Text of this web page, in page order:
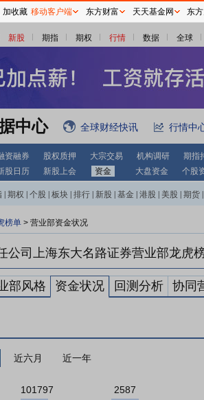
新股 期指 期权 行情 数据 全球
中心 全球财经快讯 行情中
资融券 股权质押 大宗交易 机构调研
期指
股日历 新股上会 资金 大盘资金 个股
期权 个股 板块 排行 新股 基金 港股 美股 期货
榜单 > 营业部资金状况
公司上海东大名路证券营业部龙虎
部风格 资金状况 回测分析 协同
近六月 近一年
101797 2587
加收藏 移动客户端 东方财富 天天基金网 东